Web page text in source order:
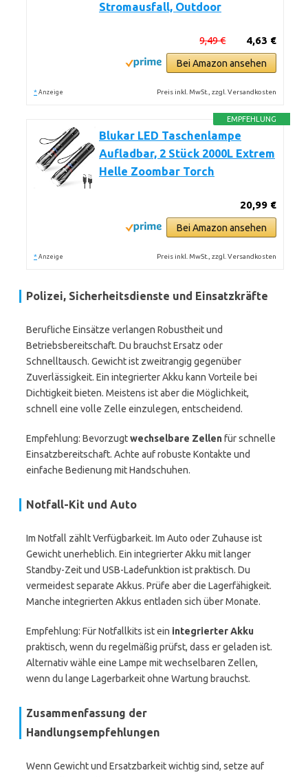
Stromausfall, Outdoor
4,63 €
9,49 €
Bei Amazon ansehen
* Anzeige Preis inkl. MwSt., zzgl. Versandkosten
EMPFEHLUNG
Blukar LED Taschenlampe
Aufladbar, 2 Stück 2000L Extrem
Helle Zoombar Torch
20,99 €
Bei Amazon ansehen
* Anzeige Preis inkl. MwSt., zzgl. Versandkosten
Polizei, Sicherheitsdienste und Einsatzkräfte
Berufliche Einsätze verlangen Robustheit und
Betriebsbereitschaft. Du brauchst Ersatz oder
Schnelltausch. Gewicht ist zweitrangig gegenüber
Zuverlässigkeit. Ein integrierter Akku kann Vorteile bei
Dichtigkeit bieten. Meistens ist aber die Möglichkeit,
schnell eine volle Zelle einzulegen, entscheidend.
Empfehlung: Bevorzugtwechselbare Zellenfür schnelle
Einsatzbereitschaft. Achte auf robuste Kontakte und
einfache Bedienung mit Handschuhen.
Notfall-Kit und Auto
Im Notfall zählt Verfügbarkeit. Im Auto oder Zuhause ist
Gewicht unerheblich. Ein integrierter Akku mit langer
Standby-Zeit und USB-Ladefunktion ist praktisch. Du
vermeidest separate Akkus. Prüfe aber die Lagerfähigkeit.
Manche integrierten Akkus entladen sich über Monate.
Empfehlung: Für Notfallkits ist ein integrierter Akku
praktisch, wenn du regelmäßig prüfst, dass er geladen ist.
Alternativ wähle eine Lampe mit wechselbaren Zellen,
wenn du lange Lagerbarkeit ohne Wartung brauchst.
Zusammenfassung der
Handlungsempfehlungen
Wenn Gewicht und Ersatzbarkeit wichtig sind, setze auf